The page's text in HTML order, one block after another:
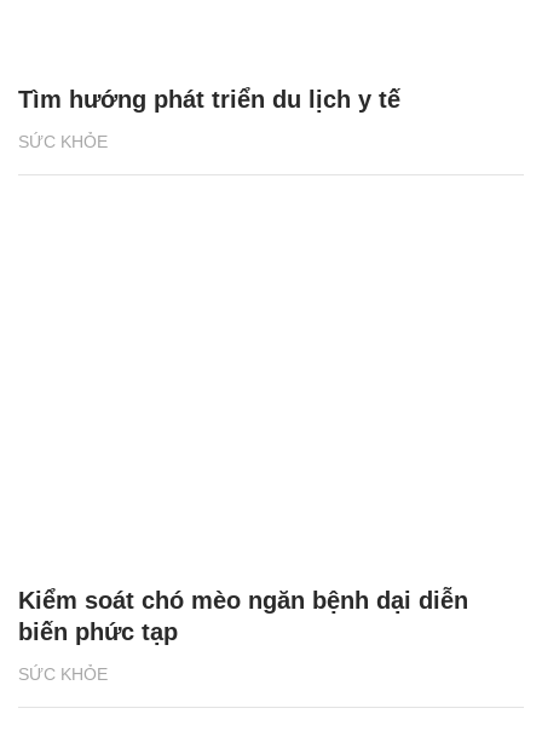
SỨC KHỎE
Tìm hướng phát triển du lịch y tế
SỨC KHỎE
Kiểm soát chó mèo ngăn bệnh dại diễn
biến phức tạp